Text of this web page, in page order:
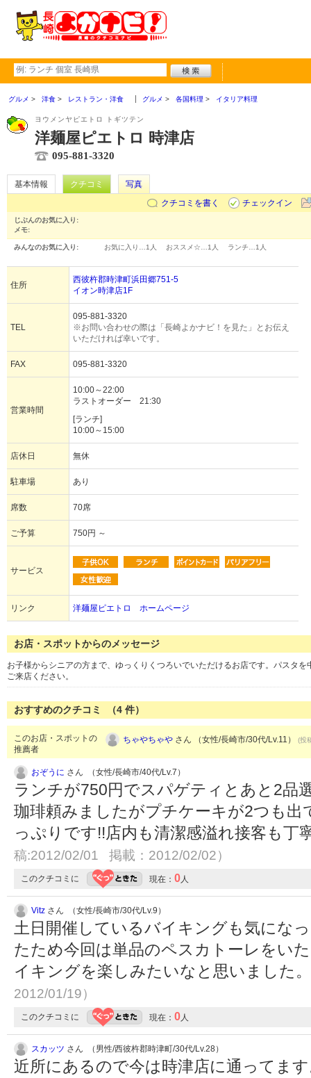
グルメ 洋食 レストラン・洋食 グルメ 各国料理 イタリア料理
ヨウメンヤピエトロ トギツテン
洋麺屋ピエトロ 時津店
095-881-3320
基本情報 クチコミ
写真
クチコミを書く
チェックイン
じぶんのお気に入り:
メモ:
みんなのお気に入り: お気に入り… 1人 おススメ☆… 1人 ランチ… 1人
住所
西彼杵郡時津町浜田郷751-5
イオン時津店1F
TEL
095-881-3320
※お問い合わせの際は「長崎よかナビ！を見た」とお伝え
いただければ幸いです。
FAX 095-881-3320
営業時間
10:00～22:00
ラストオーダー 21:30
[ランチ]
10:00～15:00
店休日 無休
駐車場 あり
席数 70席
ご予算 750円 ～
サービス
リンク 洋麺屋ピエトロ ホームページ
お店・スポットからのメッセージ
お子様からシニアの方まで、ゆっくりくつろいでいただけるお店です。パスタ
ご来店ください。
おすすめのクチコミ （4 件）
このお店・スポットの
推薦者
ちゃやちゃや さん （女性/長崎市/30代/Lv.11） (投
おぞうに さん （女性/長崎市/40代/Lv.7）
ランチが750円でスパゲティとあと2品
珈琲頼みましたがプチケーキが2つも
っぷりです!!店内も清潔感溢れ接客も
稿:2012/02/01 掲載：2012/02/02）
このクチコミに 現在： 0人
Vitz さん （女性/長崎市/30代/Lv.9）
土日開催しているバイキングも気にな
たため今回は単品のペスカトーレをい
イキングを楽しみたいなと思いました
2012/01/19）
このクチコミに 現在： 0人
スカッツ さん （男性/西彼杵郡時津町/30代/Lv.28）
近所にあるので今は時津店に通ってま